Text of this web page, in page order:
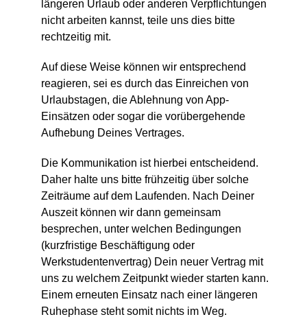
längeren Urlaub oder anderen Verpflichtungen
nicht arbeiten kannst, teile uns dies bitte
rechtzeitig mit.
Auf diese Weise können wir entsprechend
reagieren, sei es durch das Einreichen von
Urlaubstagen, die Ablehnung von App-
Einsätzen oder sogar die vorübergehende
Aufhebung Deines Vertrages.
Die Kommunikation ist hierbei entscheidend.
Daher halte uns bitte frühzeitig über solche
Zeiträume auf dem Laufenden. Nach Deiner
Auszeit können wir dann gemeinsam
besprechen, unter welchen Bedingungen
(kurzfristige Beschäftigung oder
Werkstudentenvertrag) Dein neuer Vertrag mit
uns zu welchem Zeitpunkt wieder starten kann.
Einem erneuten Einsatz nach einer längeren
Ruhephase steht somit nichts im Weg.